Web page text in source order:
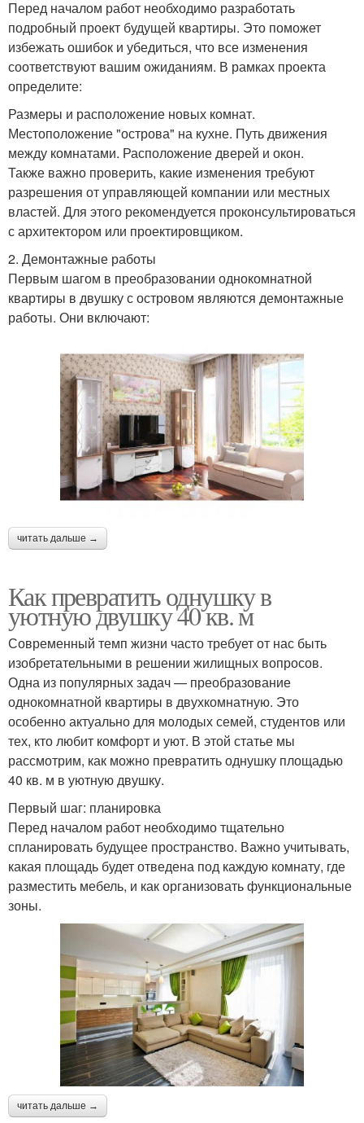
Перед началом работ необходимо разработать
подробный проект будущей квартиры. Это поможет
избежать ошибок и убедиться, что все изменения
соответствуют вашим ожиданиям. В рамках проекта
определите:
Размеры и расположение новых комнат.
Местоположение "острова" на кухне. Путь движения
между комнатами. Расположение дверей и окон.
Также важно проверить, какие изменения требуют
разрешения от управляющей компании или местных
властей. Для этого рекомендуется проконсультироваться
с архитектором или проектировщиком.
2. Демонтажные работы
Первым шагом в преобразовании однокомнатной
квартиры в двушку с островом являются демонтажные
работы. Они включают:
читать дальше →
Как превратить однушку в
уютную двушку 40 кв. м
Современный темп жизни часто требует от нас быть
изобретательными в решении жилищных вопросов.
Одна из популярных задач — преобразование
однокомнатной квартиры в двухкомнатную. Это
особенно актуально для молодых семей, студентов или
тех, кто любит комфорт и уют. В этой статье мы
рассмотрим, как можно превратить однушку площадью
40 кв. м в уютную двушку.
Первый шаг: планировка
Перед началом работ необходимо тщательно
спланировать будущее пространство. Важно учитывать,
какая площадь будет отведена под каждую комнату, где
разместить мебель, и как организовать функциональные
зоны.
читать дальше →